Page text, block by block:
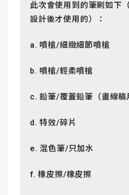
此次會使用到的筆刷如下
設計後才使用的）：
a. 噴槍/細緻細節噴槍
b. 噴槍/輕柔噴槍
c.鉛筆/覆蓋鉛筆（畫線稿
d.特效/碎片
e.混色筆/只加水
f.橡皮擦/橡皮擦